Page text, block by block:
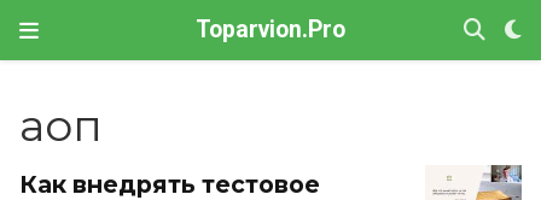
Toparvion.Pro
аоп
Как внедрять тестовое